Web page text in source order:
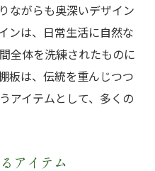
ながらも奥深いデザイン
ンは、日常生活に自然な
全体を洗練されたものに
板は、伝統を重んじつつ
アイテムとして、多くの
アイテム